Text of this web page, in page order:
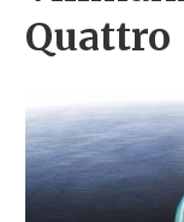
Quattro